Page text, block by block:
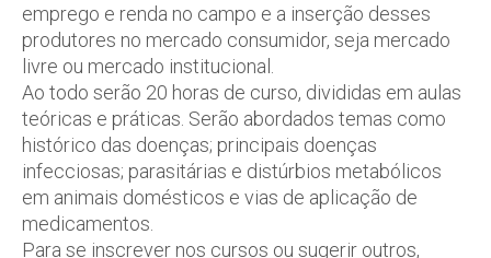
emprego e renda no campo e a inserção desses
produtores no mercado consumidor, seja mercado
livre ou mercado institucional.
Ao todo serão 20 horas de curso, divididas em aulas
teóricas e práticas. Serão abordados temas como
histórico das doenças; principais doenças
infecciosas; parasitárias e distúrbios metabólicos
em animais domésticos e vias de aplicação de
medicamentos.
Para se inscrever nos cursos ou sugerir outros,